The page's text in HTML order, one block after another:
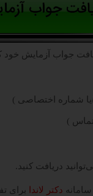
جواب آزمایش خود
یا شماره اختصاصی )
)
دریافت کنید.
دکتر لاندا برای